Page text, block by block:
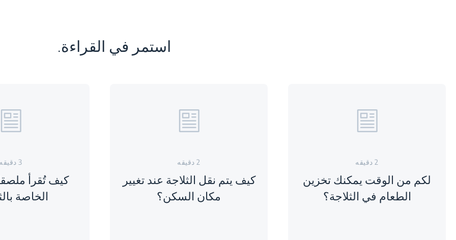
استمر في القراءة.
2 دقيقه
لكم من الوقت يمكنك تخزين
الطعام في الثلاجة؟
2 دقيقه
كيف يتم نقل الثلاجة عند تغيير
مكان السكن؟
3 دقيقه
كيف تُقرأ
الخاصة